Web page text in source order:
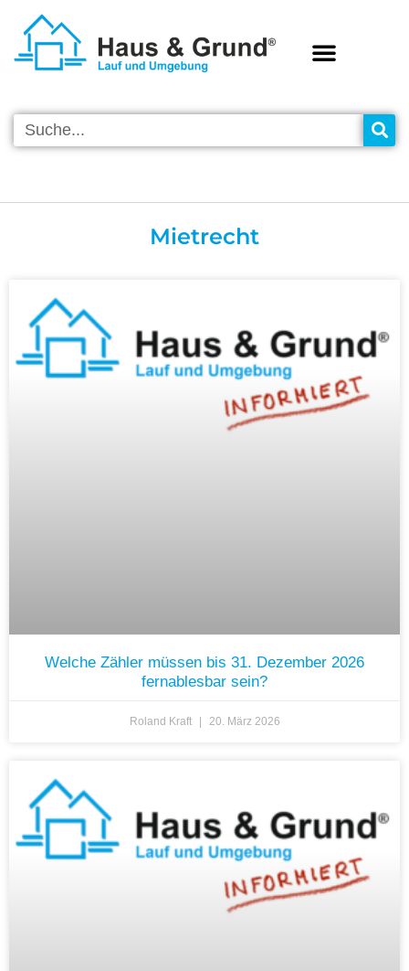
Mietrecht
Welche Zähler müssen bis 31. Dezember 2026
fernablesbar sein?
Roland Kraft 20. März 2026